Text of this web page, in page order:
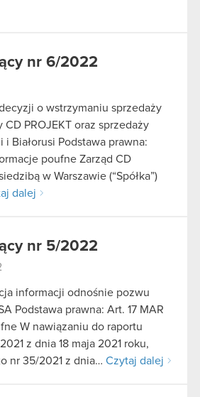
nr 6/2022
o wstrzymaniu sprzedaży
PROJEKT oraz sprzedaży
i Białorusi Podstawa prawna:
poufne Zarząd CD
w Warszawie (“Spółka”)
dalej
nr 5/2022
informacji odnośnie pozwu
Podstawa prawna: Art. 17 MAR
W nawiązaniu do raportu
z dnia 18 maja 2021 roku,
nr 35/2021 z dnia… Czytaj dalej